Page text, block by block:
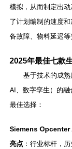
模拟，从而制定出
了计划编制的速度
备故障、物料延迟等
2025年最佳七款
基于技术的成
AI、数字孪生）的
最佳选择：
Siemens Opcenter
亮点 ：行业标杆，